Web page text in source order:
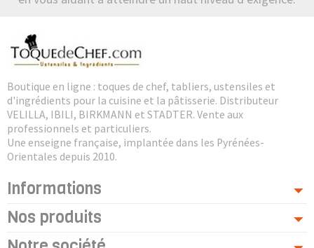
Boutique en ligne : toques de chef, tabliers, ustensiles et
d'ingrédients pour la cuisine et la pâtisserie. Distributeur
VELILLA, IBILI, BIRKMANN et STADTER. Vente aux
professionnels et particuliers.
Une enseigne française, implantée dans les Pyrénées-
Orientales depuis 2010.
Informations
Nos produits